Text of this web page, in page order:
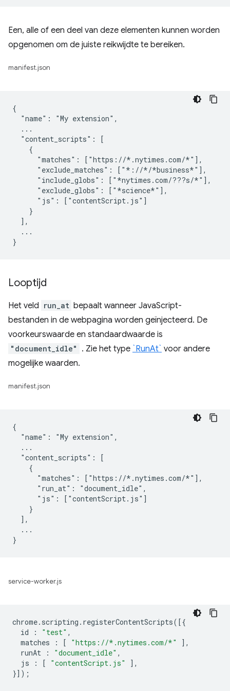
Een, alle of een deel van deze elementen kunnen worden
opgenomen om de juiste reikwijdte te bereiken.
manifest.json
{
  "name": "My extension",
  ...
  "content_scripts": [
    {
      "matches": ["https://*.nytimes.com/*"],
      "exclude_matches": ["*://*/*business*"],
      "include_globs": ["*nytimes.com/???s/*"],
      "exclude_globs": ["*science*"],
      "js": ["contentScript.js"]
    }
  ],
  ...
Looptijd
Het veld run_at bepaalt wanneer JavaScript-
bestanden in de webpagina worden geïnjecteerd. De
voorkeurswaarde en standaardwaarde is
"document_idle" . Zie het type `RunAt` voor andere
mogelijke waarden.
manifest.json
{
  "name": "My extension",
  ...
  "content_scripts": [
    {
      "matches": ["https://*.nytimes.com/*"],
      "run_at": "document_idle",
      "js": ["contentScript.js"]
    }
  ],
  ...
service-worker.js
chrome. scripting . registerContentScripts([{
id
: "test" ,
matches
: [ "https://*.nytimes.com/*"
],
runAt
: "document_idle" ,
js
: [ "contentScript.js"
],
}]);